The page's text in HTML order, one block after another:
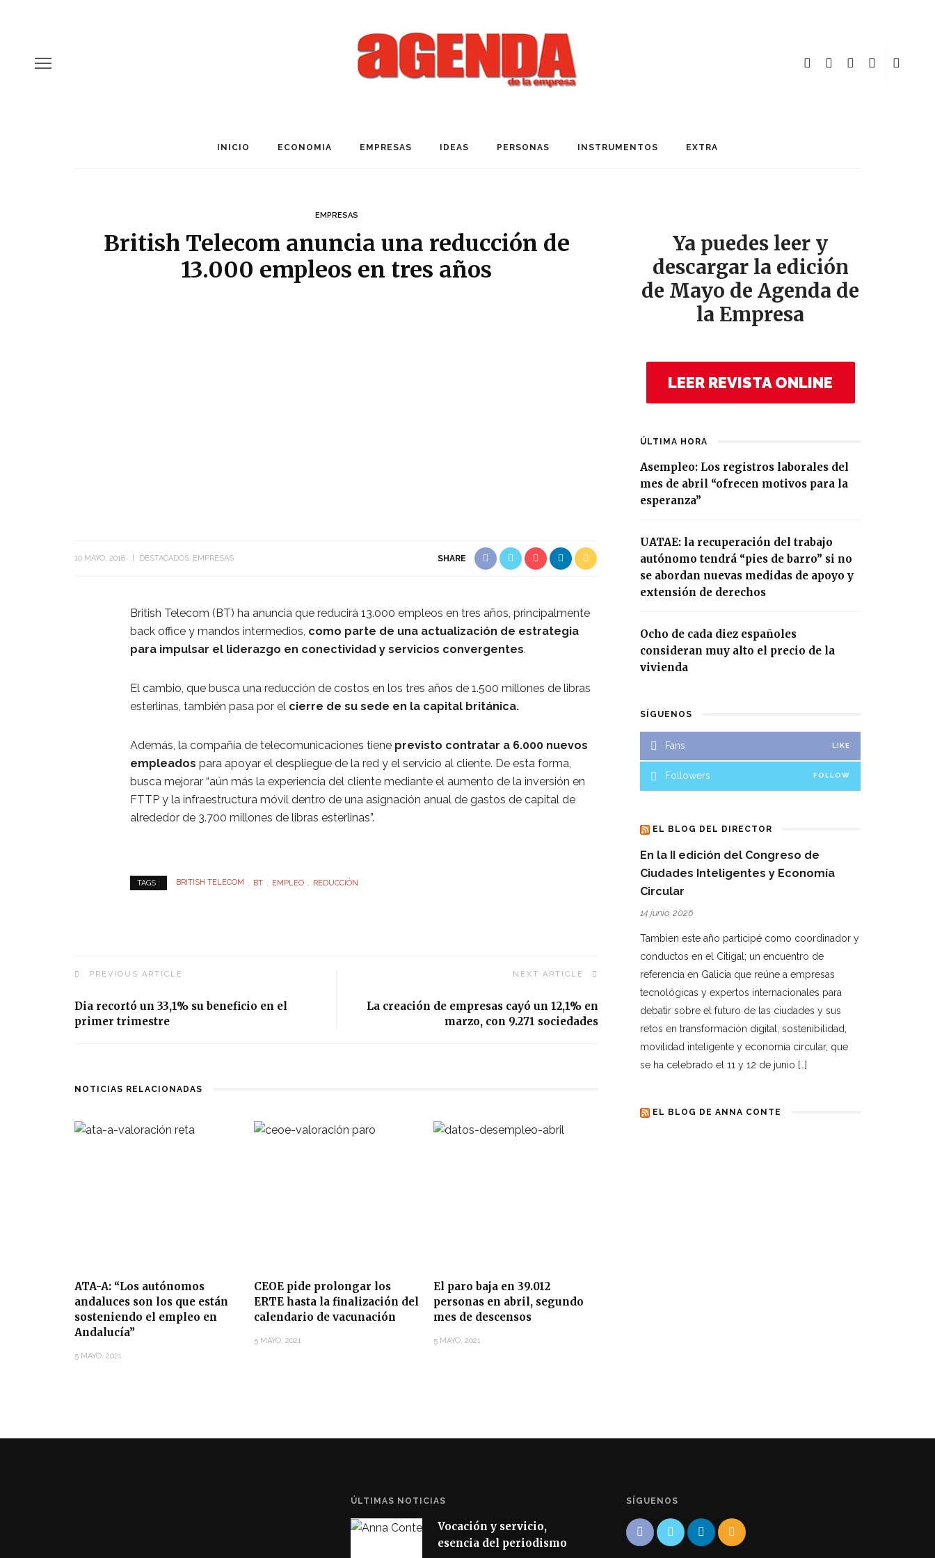
INICIO ECONOMIA EMPRESAS IDEAS PERSONAS INSTRUMENTOS EXTRA
EMPRESAS
British Telecom anuncia una reducción de
13.000 empleos en tres años
10 MAYO, 2018 DESTACADOS EMPRESAS SHARE
British Telecom (BT) ha anuncia que reducirá 13.000 empleos en tres años, principalmente
back office y mandos intermedios, como parte de una actualización de estrategia
para impulsar el liderazgo en conectividad y servicios convergentes.
El cambio, que busca una reducción de costos en los tres años de 1.500 millones de libras
esterlinas, también pasa por el cierre de su sede en la capital británica.
Además, la compañía de telecomunicaciones tiene previsto contratar a 6.000 nuevos
empleados para apoyar el despliegue de la red y el servicio al cliente. De esta forma,
busca mejorar “aún más la experiencia del cliente mediante el aumento de la inversión en
FTTP y la infraestructura móvil dentro de una asignación anual de gastos de capital de
alrededor de 3.700 millones de libras esterlinas”.
TAGS : BRITISH TELECOM BT EMPLEO REDUCCIÓN
PREVIOUS ARTICLE
Dia recortó un 33,1% su beneficio en el
primer trimestre
NEXT ARTICLE
La creación de empresas cayó un 12,1% en
marzo, con 9.271 sociedades
NOTICIAS RELACIONADAS
ATA-A: “Los autónomos
andaluces son los que están
sosteniendo el empleo en
Andalucía”
5 MAYO, 2021
CEOE pide prolongar los
ERTE hasta la finalización del
calendario de vacunación
5 MAYO, 2021
El paro baja en 39.012
personas en abril, segundo
mes de descensos
5 MAYO, 2021
Ya puedes leer y
descargar la edición
de Mayo de Agenda de
la Empresa
LEER REVISTA ONLINE
ÚLTIMA HORA
Asempleo: Los registros laborales del
mes de abril “ofrecen motivos para la
esperanza”
UATAE: la recuperación del trabajo
autónomo tendrá “pies de barro” si no
se abordan nuevas medidas de apoyo y
extensión de derechos
Ocho de cada diez españoles
consideran muy alto el precio de la
vivienda
SÍGUENOS
Fans LIKE
Followers FOLLOW
EL BLOG DEL DIRECTOR
En la II edición del Congreso de
Ciudades Inteligentes y Economía
Circular
14 junio, 2026
Tambien este año participé como coordinador y
conductos en el Citigal; un encuentro de
referencia en Galicia que reúne a empresas
tecnológicas y expertos internacionales para
debatir sobre el futuro de las ciudades y sus
retos en transformación digital, sostenibilidad,
movilidad inteligente y economía circular, que
se ha celebrado el 11 y 12 de junio […]
EL BLOG DE ANNA CONTE
ÚLTIMAS NOTICIAS
Vocación y servicio,
esencia del periodismo
SÍGUENOS